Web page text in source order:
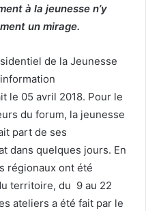
à la jeunesse n’y
un mirage.
de la Jeunesse
le 05 avril 2018. Pour le
du forum, la jeunesse
part de ses
dans quelques jours. En
régionaux ont été
territoire, du 9 au 22
ateliers a été fait par le